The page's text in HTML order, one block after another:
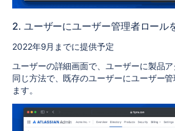
2. ユーザーにユーザー管理者ロール
2022年9月までに提供予定
ユーザーの詳細画面で、ユーザーに製品
同じ方法で、既存のユーザーにユーザー
ます。